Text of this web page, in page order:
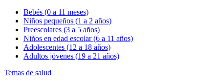
Bebés (0 a 11 meses)
Niños pequeños (1 a 2 años)
Preescolares (3 a 5 años)
Niños en edad escolar (6 a 11 años)
Adolescentes (12 a 18 años)
Adultos jóvenes (19 a 21 años)
Temas de salud